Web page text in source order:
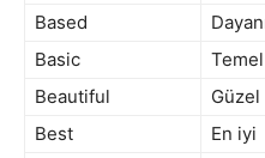
Based
Basic
Temel
Beautiful
Güzel
Best
En iyi